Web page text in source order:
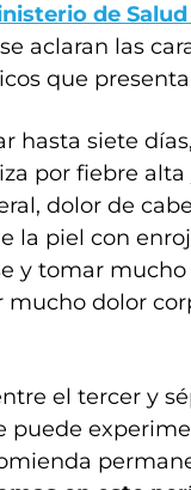
de
aclaran las
que
hasta siete
por fiebre
dolor de
la piel con
y tomar
dolor
el tercer y
puede